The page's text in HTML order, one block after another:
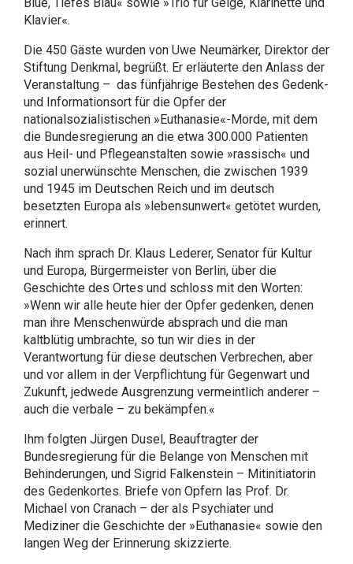
Klavier«.
Die 450 Gäste wurden von Uwe Neumärker, Direktor der
Stiftung Denkmal, begrüßt. Er erläuterte den Anlass der
Veranstaltung – das fünfjährige Bestehen des Gedenk-
und Informationsort für die Opfer der
nationalsozialistischen »Euthanasie«-Morde, mit dem
die Bundesregierung an die etwa 300.000 Patienten
aus Heil- und Pflegeanstalten sowie »rassisch« und
sozial unerwünschte Menschen, die zwischen 1939
und 1945 im Deutschen Reich und im deutsch
besetzten Europa als »lebensunwert« getötet wurden,
erinnert.
Nach ihm sprach Dr. Klaus Lederer, Senator für Kultur
und Europa, Bürgermeister von Berlin, über die
Geschichte des Ortes und schloss mit den Worten:
»Wenn wir alle heute hier der Opfer gedenken, denen
man ihre Menschenwürde absprach und die man
kaltblütig umbrachte, so tun wir dies in der
Verantwortung für diese deutschen Verbrechen, aber
und vor allem in der Verpflichtung für Gegenwart und
Zukunft, jedwede Ausgrenzung vermeintlich anderer –
auch die verbale – zu bekämpfen.«
Ihm folgten Jürgen Dusel, Beauftragter der
Bundesregierung für die Belange von Menschen mit
Behinderungen, und Sigrid Falkenstein – Mitinitiatorin
des Gedenkortes. Briefe von Opfern las Prof. Dr.
Michael von Cranach – der als Psychiater und
Mediziner die Geschichte der »Euthanasie« sowie den
langen Weg der Erinnerung skizzierte.